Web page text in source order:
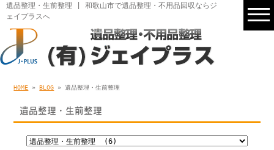
遺品整理・生前整理 | 和歌山市で遺品整理・不用品回収ならジ
ェイプラスへ
HOME »BLOG » 遺品整理・生前整理
遺品整理・生前整理